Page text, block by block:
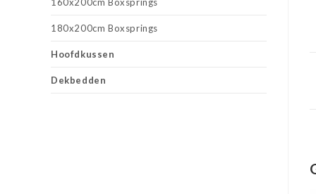
180x200cm Boxsprings
Hoofdkussen
Dekbedden